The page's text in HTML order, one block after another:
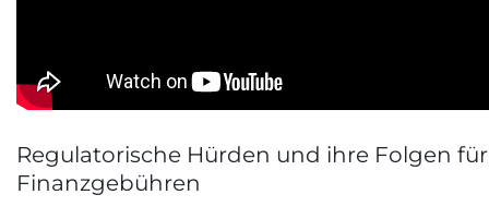
Regulatorische Hürden und ihre Folgen
Finanzgebühren